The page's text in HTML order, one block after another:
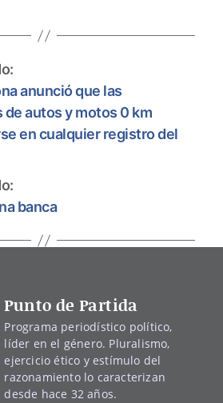
anunció que las
autos y motos 0 km
en cualquier registro del
banca
Punto de Partida
Programa periodístico político,
líder en el género. Pluralismo,
ejercicio ético y estímulo del
razonamiento lo caracterizan
desde hace 32 años.